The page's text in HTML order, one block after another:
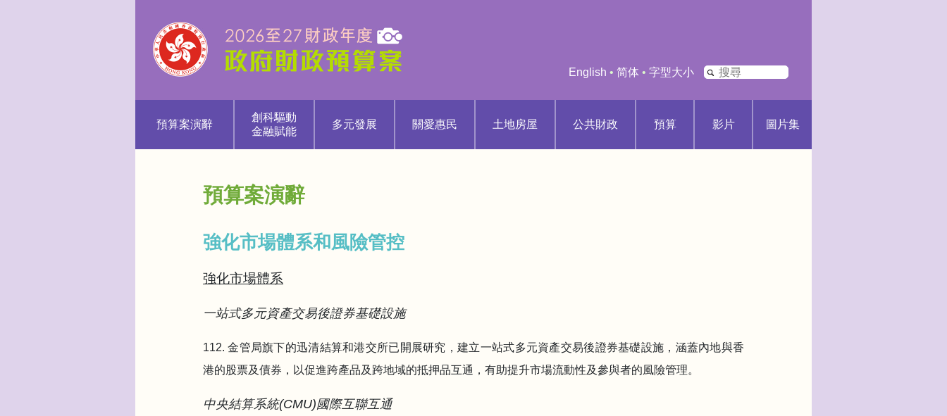
English • 简体 • 字型大小
搜
預算案演辭
創科驅動
金融賦能
多元發展 關愛惠民 土地房屋 公共財政 預算 影片 圖片集
預算案演辭
強化市場體系和風險管控
強化市場體系
一站式多元資產交易後證券基礎設施
112. 金管局旗下的迅清結算和港交所已開展研究，建立一站式多元資產交易後證券基礎設施，涵蓋內地與香
港的股票及債券，以促進跨產品及跨地域的抵押品互通，有助提升市場流動性及參與者的風險管理。
中央結算系統(CMU)國際互聯互通